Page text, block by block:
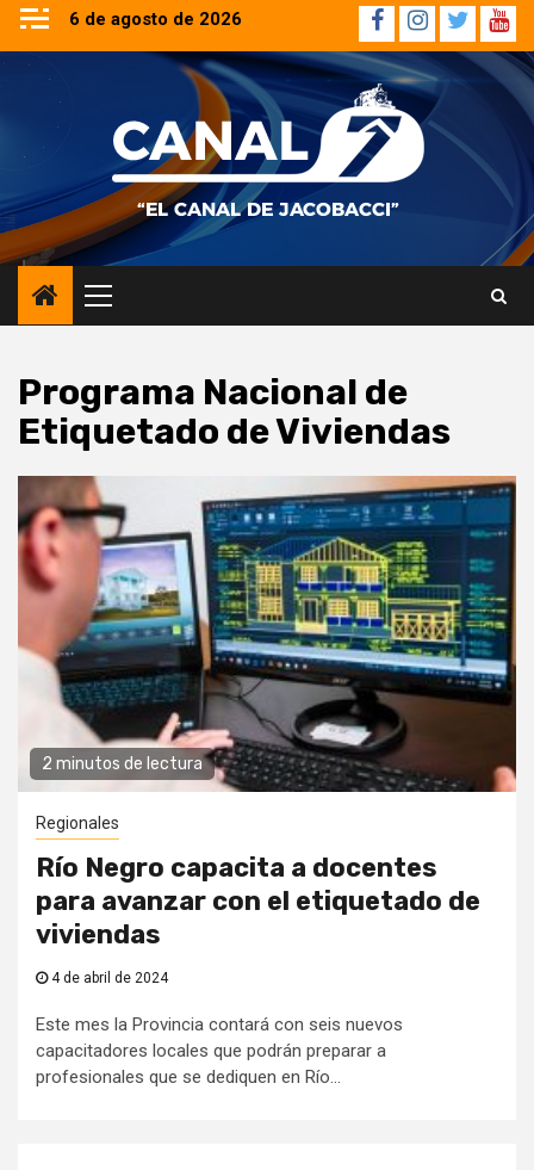
Saltar
contenido
6 de agosto de 2026 Facebook
Instagram
Twitter
Menú
principal
Programa Nacional de
Etiquetado de Viviendas
2 minutos de lectura
Regionales
Río Negro capacita a docentes
para avanzar con el etiquetado de
viviendas
4 de abril de 2024
Este mes la Provincia contará con seis nuevos
capacitadores locales que podrán preparar a
profesionales que se dediquen en Río...